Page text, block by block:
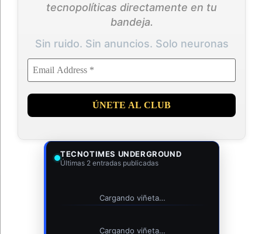
tecnopolíticas directamente en tu
bandeja.
Sin ruido. Sin anuncios. Solo neuronas
TECNOTIMES UNDERGROUND
Últimas 2 entradas publicadas
Cargando viñeta…
Cargando viñeta…